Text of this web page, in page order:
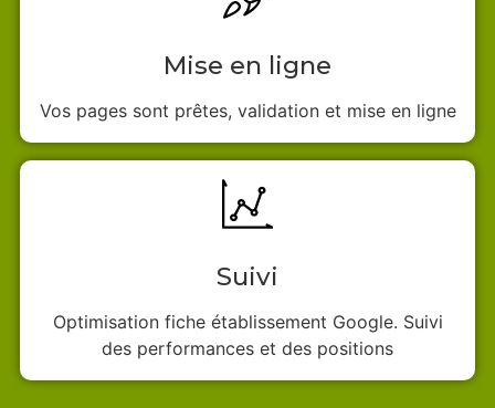
Mise en ligne
Vos pages sont prêtes, validation et mise en ligne
Suivi
Optimisation fiche établissement Google. Suivi
des performances et des positions